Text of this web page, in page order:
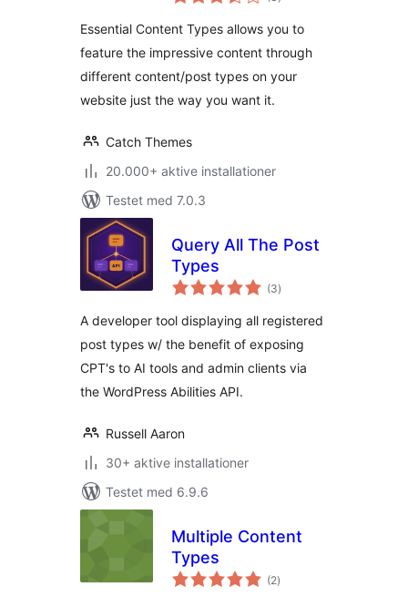
Essential Content Types allows you to
feature the impressive content through
different content/post types on your
website just the way you want it.
Catch Themes
20.000+ aktive installationer
Testet med 7.0.3
Query All The Post
Types
(3totale
bedømmelser
)
A developer tool displaying all registered
post types w/ the benefit of exposing
CPT's to AI tools and admin clients via
the WordPress Abilities API.
Russell Aaron
30+ aktive installationer
Testet med 6.9.6
Multiple Content
Types
(2totale
bedømmelser
)